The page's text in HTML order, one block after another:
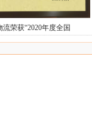
荣获“2020年度全国